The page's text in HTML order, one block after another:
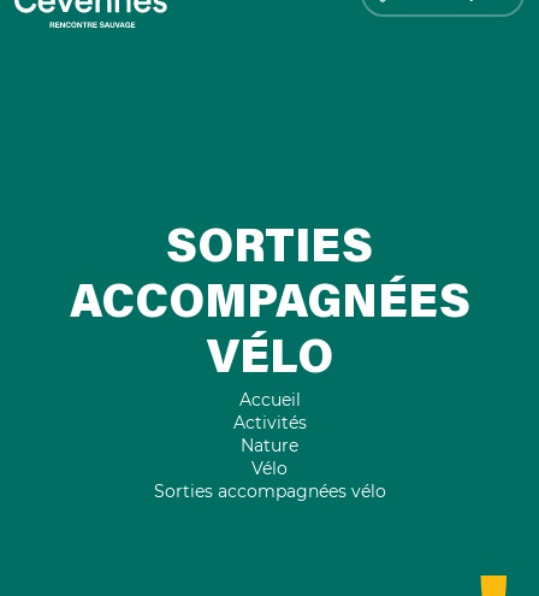
SORTIES
ACCOMPAGNÉES
VÉLO
Accueil
Activités
Nature
Vélo
Sorties accompagnées vélo